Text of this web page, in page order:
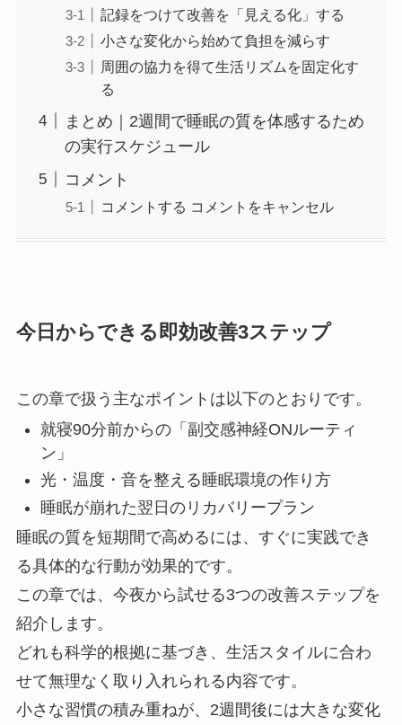
記録をつけて改善を「見える化」する
小さな変化から始めて負担を減らす
周囲の協力を得て生活リズムを固定化す
る
まとめ｜2週間で睡眠の質を体感するため
の実行スケジュール
コメント
コメントする コメントをキャンセル
今日からできる即効改善3ステップ
この章で扱う主なポイントは以下のとおりです。
就寝90分前からの「副交感神経ONルーティ
ン」
光・温度・音を整える睡眠環境の作り方
睡眠が崩れた翌日のリカバリープラン
睡眠の質を短期間で高めるには、すぐに実践でき
る具体的な行動が効果的です。
この章では、今夜から試せる3つの改善ステップを
紹介します。
どれも科学的根拠に基づき、生活スタイルに合わ
せて無理なく取り入れられる内容です。
小さな習慣の積み重ねが、2週間後には大きな変化